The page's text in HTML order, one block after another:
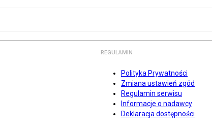
REGULAMIN
Polityka Prywatności
Zmiana ustawień zgód
Regulamin serwisu
Informacje o nadawcy
Deklaracja dostępności